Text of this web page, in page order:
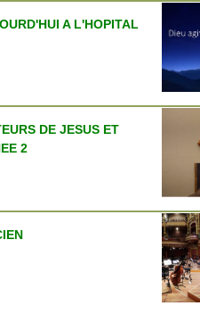
A L'HOPITAL
DE JESUS ET
2